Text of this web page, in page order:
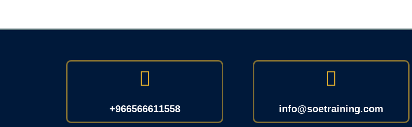

966566611558+

info@soetraining.com